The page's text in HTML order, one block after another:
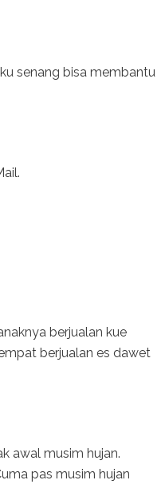
senang bisa membantu
berjualan kue
berjualan es dawet
awal musim hujan.
pas musim hujan